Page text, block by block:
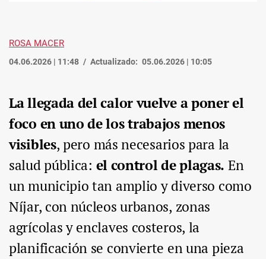
ROSA MACER
04.06.2026 | 11:48 Actualizado: 05.06.2026 | 10:05
La llegada del calor vuelve a poner el
foco en uno de los trabajos menos
visibles, pero más necesarios para la
salud pública: el control de plagas. En
un municipio tan amplio y diverso como
Níjar, con núcleos urbanos, zonas
agrícolas y enclaves costeros, la
planificación se convierte en una pieza